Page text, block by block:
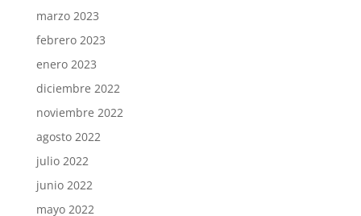
marzo 2023
febrero 2023
enero 2023
diciembre 2022
noviembre 2022
agosto 2022
julio 2022
junio 2022
mayo 2022